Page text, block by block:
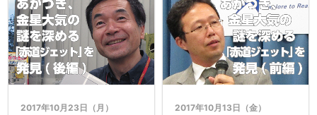
2017年10月23日（月） 2017年10月13日（金）